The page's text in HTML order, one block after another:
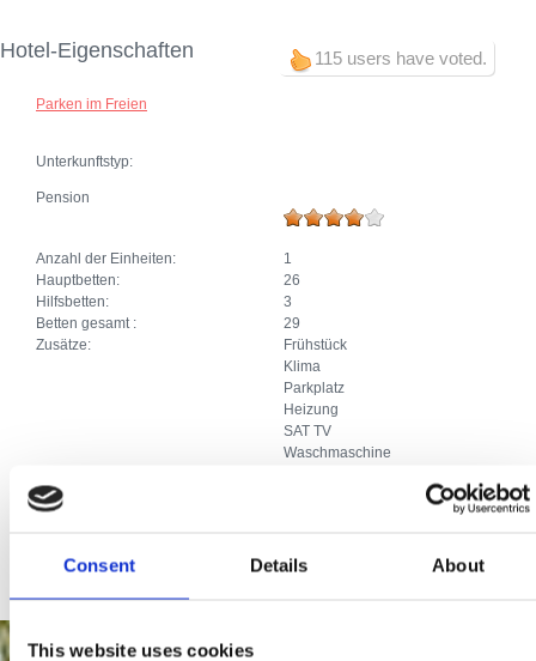
Consent Details About
This website uses cookies
115 users have voted.
Hotel-Eigenschaften
Parken im Freien
Unterkunftstyp:
Pension
Anzahl der Einheiten:
1
Hauptbetten:
26
Hilfsbetten:
3
Betten gesamt :
29
Zusätze:
Frühstück
Klima
Parkplatz
Heizung
SAT TV
Waschmaschine
Sonstige Angebote:
Mikrovalna pećnica Dječje igralište